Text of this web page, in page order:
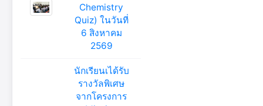
Chemistry
Quiz) ในวันที่
6 สิงหาคม
2569
นักเรียนเได้รับ
รางวัลพิเศษ
จากโครงการ